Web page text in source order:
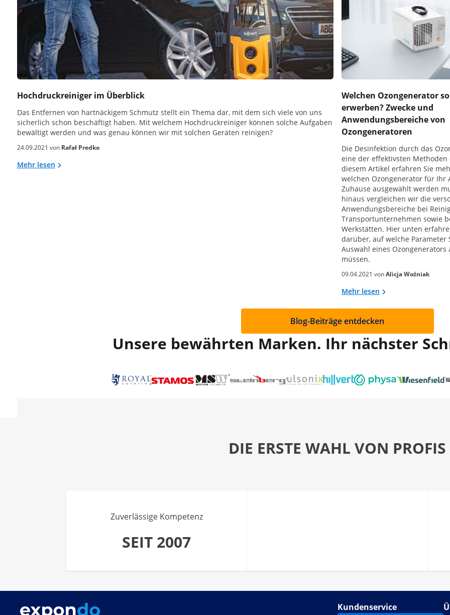
Hochdruckreiniger im Überblick
Das Entfernen von hartnäckigem Schmutz stellt ein Thema dar, mit dem sich viele von uns
sicherlich schon beschäftigt haben. Mit welchem Hochdruckreiniger können solche Aufgaben
bewältigt werden und was genau können wir mit solchen Geräten reinigen?
24.09.2021 von Rafał Predko
Mehr lesen
Welchen Ozongenerator
erwerben? Zwecke und
Anwendungsbereiche von
Ozongeneratoren
Die Desinfektion durch das
eine der effektivsten Methoden
diesem Artikel erfahren Sie
welchen Ozongenerator für Ihr
Zuhause ausgewählt werden
hinaus vergleichen wir die
Anwendungsbereiche bei
Transportunternehmen sowie
Werkstätten. Hier unten
darüber, auf welche Parameter
Auswahl eines Ozongenerators
müssen.
09.04.2021 vonAlicja Woźniak
Mehr lesen
Blog-Beiträge entdecken
Unsere bewährten Marken. Ihr nächster
DIE ERSTE WAHL VON PROFIS
Zuverlässige Kompetenz
SEIT 2007
Kundenservice